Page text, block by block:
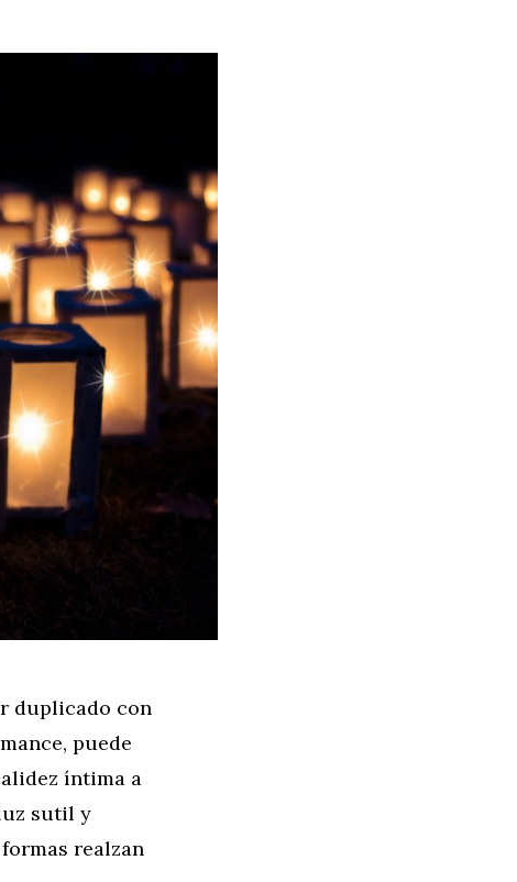
duplicado con
puede
íntima a
sutil y
realzan